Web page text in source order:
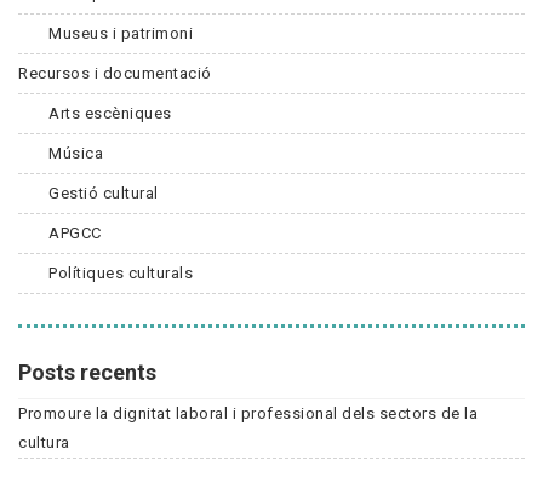
Museus i patrimoni
Recursos i documentació
Arts escèniques
Música
Gestió cultural
APGCC
Polítiques culturals
Posts recents
Promoure la dignitat laboral i professional dels sectors de la
cultura